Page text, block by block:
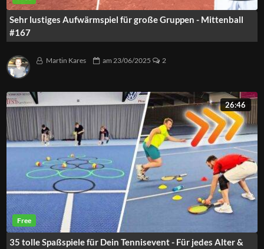
Sehr lustiges Aufwärmspiel für große Gruppen - Mittenball
#167
Martin Kares am 23/06/2025 2
26:46
35 tolle Spaßspiele für Dein Tennisevent - Für jedes Alter &